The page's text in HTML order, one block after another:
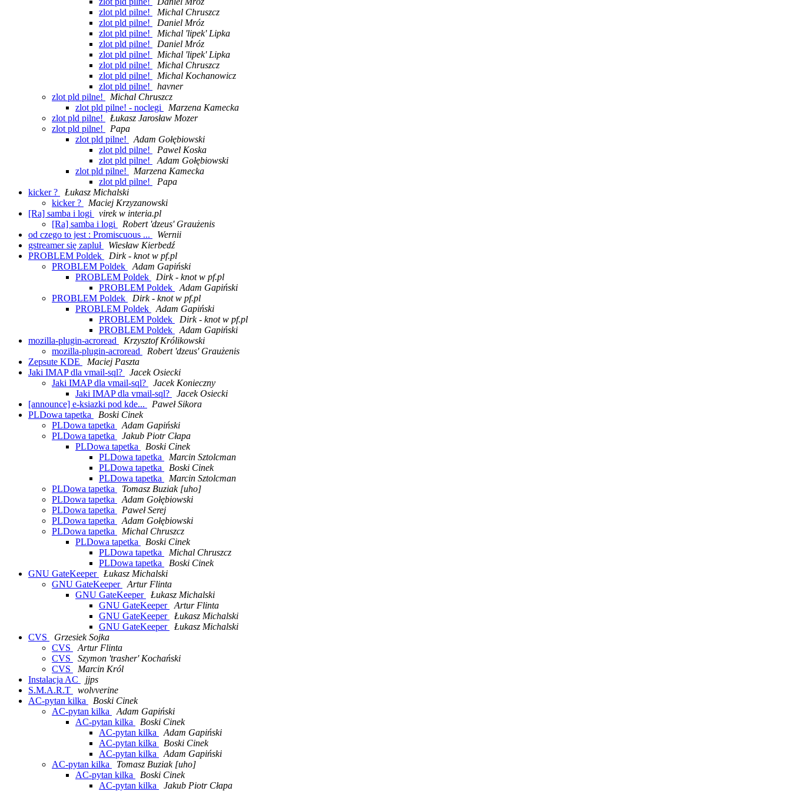
zlot pld pilne!
Michal Chruszcz
zlot pld pilne!
Daniel Mróz
zlot pld pilne!
Michal 'lipek' Lipka
zlot pld pilne!
Daniel Mróz
zlot pld pilne!
Michal 'lipek' Lipka
zlot pld pilne!
Michal Chruszcz
zlot pld pilne!
Michal Kochanowicz
zlot pld pilne!
havner
zlot pld pilne!
Michal Chruszcz
zlot pld pilne! - noclegi
Marzena Kamecka
zlot pld pilne!
Łukasz Jarosław Mozer
zlot pld pilne!
Papa
zlot pld pilne!
Adam Gołębiowski
zlot pld pilne!
Pawel Koska
zlot pld pilne!
Adam Gołębiowski
zlot pld pilne!
Marzena Kamecka
zlot pld pilne!
Papa
kicker ?
Łukasz Michalski
kicker ?
Maciej Krzyzanowski
[Ra] samba i logi
virek w interia.pl
[Ra] samba i logi
Robert 'dzeus' Graużenis
od czego to jest : Promiscuous ...
Wernii
gstreamer się zapluł
Wiesław Kierbedź
PROBLEM Poldek
Dirk - knot w pf.pl
PROBLEM Poldek
Adam Gapiński
PROBLEM Poldek
Dirk - knot w pf.pl
PROBLEM Poldek
Adam Gapiński
PROBLEM Poldek
Dirk - knot w pf.pl
PROBLEM Poldek
Adam Gapiński
PROBLEM Poldek
Dirk - knot w pf.pl
PROBLEM Poldek
Adam Gapiński
mozilla-plugin-acroread
Krzysztof Królikowski
mozilla-plugin-acroread
Robert 'dzeus' Graużenis
Zepsute KDE
Maciej Paszta
Jaki IMAP dla vmail-sql?
Jacek Osiecki
Jaki IMAP dla vmail-sql?
Jacek Konieczny
Jaki IMAP dla vmail-sql?
Jacek Osiecki
[announce] e-ksiazki pod kde...
Paweł Sikora
PLDowa tapetka
Boski Cinek
PLDowa tapetka
Adam Gapiński
PLDowa tapetka
Jakub Piotr Cłapa
PLDowa tapetka
Boski Cinek
PLDowa tapetka
Marcin Sztolcman
PLDowa tapetka
Boski Cinek
PLDowa tapetka
Marcin Sztolcman
PLDowa tapetka
Tomasz Buziak [uho]
PLDowa tapetka
Adam Gołębiowski
PLDowa tapetka
Paweł Serej
PLDowa tapetka
Adam Gołębiowski
PLDowa tapetka
Michal Chruszcz
PLDowa tapetka
Boski Cinek
PLDowa tapetka
Michal Chruszcz
PLDowa tapetka
Boski Cinek
GNU GateKeeper
Łukasz Michalski
GNU GateKeeper
Artur Flinta
GNU GateKeeper
Łukasz Michalski
GNU GateKeeper
Artur Flinta
GNU GateKeeper
Łukasz Michalski
GNU GateKeeper
Łukasz Michalski
CVS
Grzesiek Sojka
CVS
Artur Flinta
CVS
Szymon 'trasher' Kochański
CVS
Marcin Król
Instalacja AC
jjps
S.M.A.R.T
wolvverine
AC-pytan kilka
Boski Cinek
AC-pytan kilka
Adam Gapiński
AC-pytan kilka
Boski Cinek
AC-pytan kilka
Adam Gapiński
AC-pytan kilka
Boski Cinek
AC-pytan kilka
Adam Gapiński
AC-pytan kilka
Tomasz Buziak [uho]
AC-pytan kilka
Boski Cinek
AC-pytan kilka
Jakub Piotr Cłapa